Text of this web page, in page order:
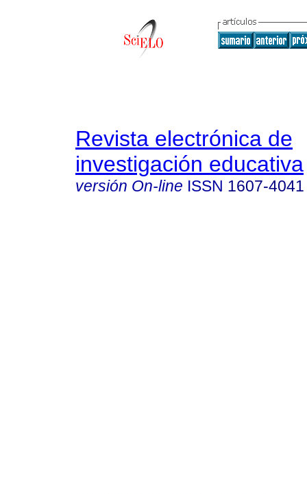
Revista electrónica de
investigación educativa
versión On-line ISSN 1607-4041